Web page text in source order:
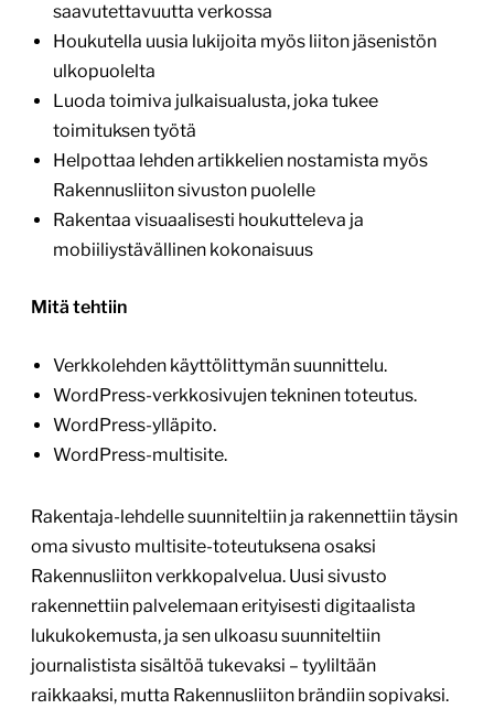
saavutettavuutta verkossa
Houkutella uusia lukijoita myös liiton jäsenistön
ulkopuolelta
Luoda toimiva julkaisualusta, joka tukee
toimituksen työtä
Helpottaa lehden artikkelien nostamista myös
Rakennusliiton sivuston puolelle
Rakentaa visuaalisesti houkutteleva ja
mobiiliystävällinen kokonaisuus
Mitä tehtiin
Verkkolehden käyttölittymän suunnittelu.
WordPress-verkkosivujen tekninen toteutus.
WordPress-ylläpito.
WordPress-multisite.
Rakentaja-lehdelle suunniteltiin ja rakennettiin täysin
oma sivusto multisite-toteutuksena osaksi
Rakennusliiton verkkopalvelua. Uusi sivusto
rakennettiin palvelemaan erityisesti digitaalista
lukukokemusta, ja sen ulkoasu suunniteltiin
journalistista sisältöä tukevaksi – tyyliltään
raikkaaksi, mutta Rakennusliiton brändiin sopivaksi.